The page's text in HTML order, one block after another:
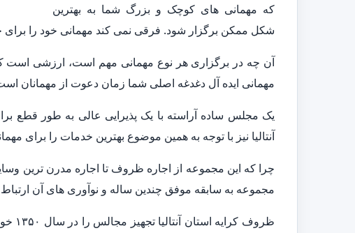
که مهمانی های کوچک و بزرگ شما به بهترین
شکل ممکن برگزار شود. فرقی نمی کند مهمانی خود را برای
آن چه در برگزاری هر نوع مهمانی مهم است، ارزشی است
مهمانی ایده آل دغدغه اصلی شما زمان دعوت از مهمانان
یک مجلس ساده آراسته با یک پذیرایی عالی به طور قطع
آنتالیا نیز با توجه به همین موضوع بهترین خدمات را برای
چرا که این مجموعه از اجاره ظروف تا اجاره مدرن ترین
مجموعه به سابقه موفق چندین ساله و نوآوری های آن ارتباط